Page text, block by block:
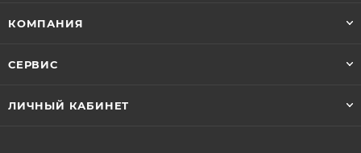
КОМПАНИЯ
СЕРВИС
ЛИЧНЫЙ КАБИНЕТ